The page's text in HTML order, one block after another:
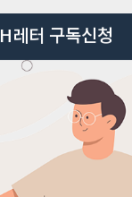
H레터 구독신청